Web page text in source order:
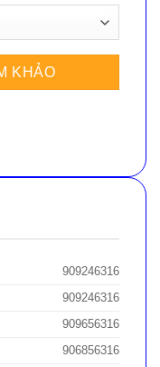
909246316
909246316
909656316
906856316